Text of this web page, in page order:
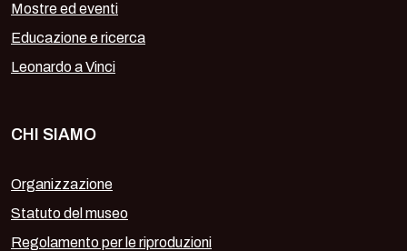
Mostre ed eventi
Educazione e ricerca
Leonardo a Vinci
CHI SIAMO
Organizzazione
Statuto del museo
Regolamento per le riproduzioni